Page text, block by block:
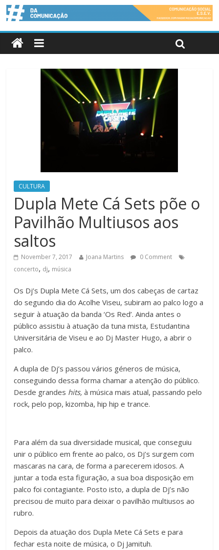
CULTURA
Dupla Mete Cá Sets põe o
Pavilhão Multiusos aos
saltos
November 7, 2017 Joana Martins
0 Comment
concerto, dj, música
Os Dj’s Dupla Mete Cá Sets, um dos cabeças de cartaz
do segundo dia do Acolhe Viseu, subiram ao palco logo a
seguir à atuação da banda ‘Os Red’. Ainda antes o
público assistiu à atuação da tuna mista, Estudantina
Universitária de Viseu e ao Dj Master Hugo, a abrir o
palco.
A dupla de Dj’s passou vários géneros de música,
conseguindo dessa forma chamar a atenção do público.
Desde grandes hits,à música mais atual, passando pelo
rock, pelo pop, kizomba, hip hip e trance.
Para além da sua diversidade musical, que conseguiu
unir o público em frente ao palco, os Dj’s surgem com
mascaras na cara, de forma a parecerem idosos. A
juntar a toda esta figuração, a sua boa disposição em
palco foi contagiante. Posto isto, a dupla de Dj’s não
precisou de muito para deixar o pavilhão multiusos ao
rubro.
Depois da atuação dos Dupla Mete Cá Sets e para
fechar esta noite de música, o Dj Jamituh.